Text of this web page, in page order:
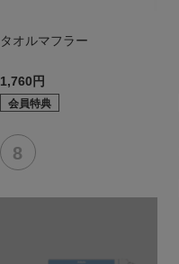
タオルマフラー
1,760円
会員特典